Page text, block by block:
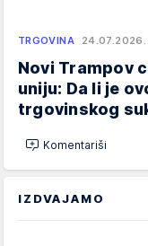
TRGOVINA 24.07.2026.
Novi Trampov
uniju: Da li je
trgovinskog
Komentariši
IZDVAJAMO